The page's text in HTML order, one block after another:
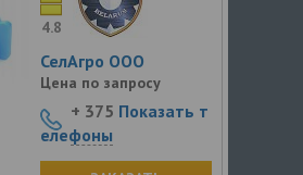
4.8
СелАгро ООО
Цена по запросу
+ 375 Показать т
елефоны